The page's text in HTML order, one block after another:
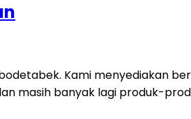
Kami menyediakan
masih banyak lagi produk-